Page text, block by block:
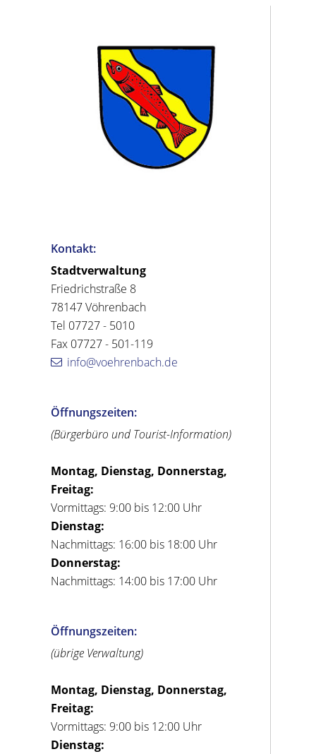
Kontakt:
Stadtverwaltung
Friedrichstraße 8
78147 Vöhrenbach
Tel 07727 - 5010
Fax 07727 - 501-119
info@voehrenbach.de
Öffnungszeiten:
(Bürgerbüro und Tourist-Information)
Montag, Dienstag, Donnerstag,
Freitag:
Vormittags: 9:00 bis 12:00 Uhr
Dienstag:
Nachmittags: 16:00 bis 18:00 Uhr
Donnerstag:
Nachmittags: 14:00 bis 17:00 Uhr
Öffnungszeiten:
(übrige Verwaltung)
Montag, Dienstag, Donnerstag,
Freitag:
Vormittags: 9:00 bis 12:00 Uhr
Dienstag: